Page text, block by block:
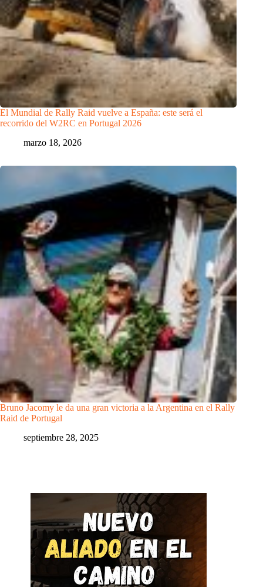
El Mundial de Rally Raid vuelve a España: este será el
recorrido del W2RC en Portugal 2026
marzo 18, 2026
Bruno Jacomy le da una gran victoria a la Argentina en el Rally
Raid de Portugal
septiembre 28, 2025